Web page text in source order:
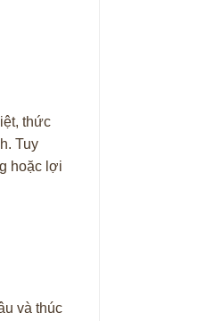
thức
Tuy
hoặc lợi
và thúc